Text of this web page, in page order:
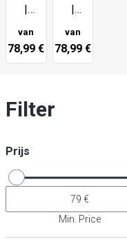
|
-
Rood
van
78,99 €
|
-
Zwart
van
78,99 €
Filter
Prijs
Min. Price